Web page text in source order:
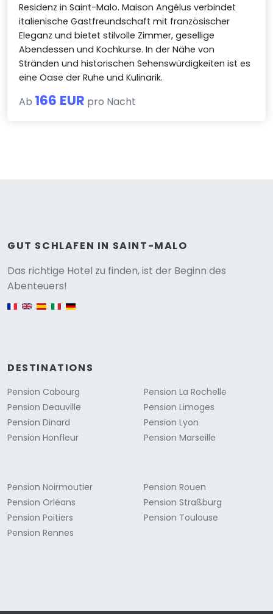
Residenz in Saint-Malo. Maison Angélus verbindet
italienische Gastfreundschaft mit französischer
Eleganz und bietet stilvolle Zimmer, gesellige
Abendessen und Kochkurse. In der Nähe von
Stränden und historischen Sehenswürdigkeiten ist es
eine Oase der Ruhe und Kulinarik.
Ab 166 EUR pro Nacht
GUT SCHLAFEN IN SAINT-MALO
Das richtige Hotel zu finden, ist der Beginn des
Abenteuers!
DESTINATIONS
Pension Cabourg
Pension Deauville
Pension Dinard
Pension Honfleur
Pension La Rochelle
Pension Limoges
Pension Lyon
Pension Marseille
Pension Noirmoutier
Pension Orléans
Pension Poitiers
Pension Rennes
Pension Rouen
Pension Straßburg
Pension Toulouse